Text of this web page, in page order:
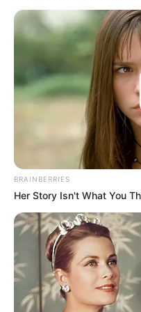
BRAINBERRIES
Her Story Isn't What You